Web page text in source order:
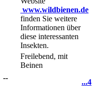
www.wildbienen.de
finden Sie weitere
Informationen über
diese interessanten
Insekten.
--
Freilebend, mit
Beinen
...4